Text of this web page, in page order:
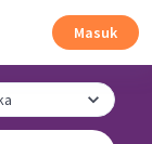
Masuk